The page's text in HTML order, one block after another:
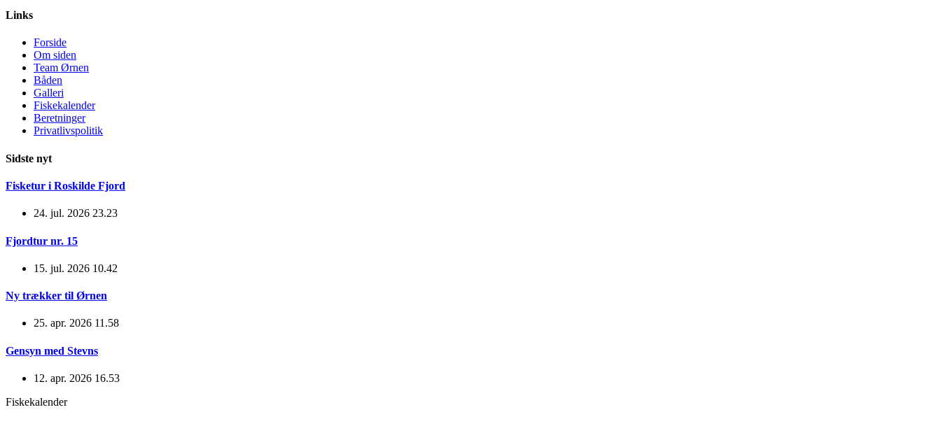
Links
Forside
Om siden
Team Ørnen
Båden
Galleri
Fiskekalender
Beretninger
Privatlivspolitik
Sidste nyt
Fisketur i Roskilde Fjord
24. jul. 2026 23.23
Fjordtur nr. 15
15. jul. 2026 10.42
Ny trækker til Ørnen
25. apr. 2026 11.58
Gensyn med Stevns
12. apr. 2026 16.53
Fiskekalender